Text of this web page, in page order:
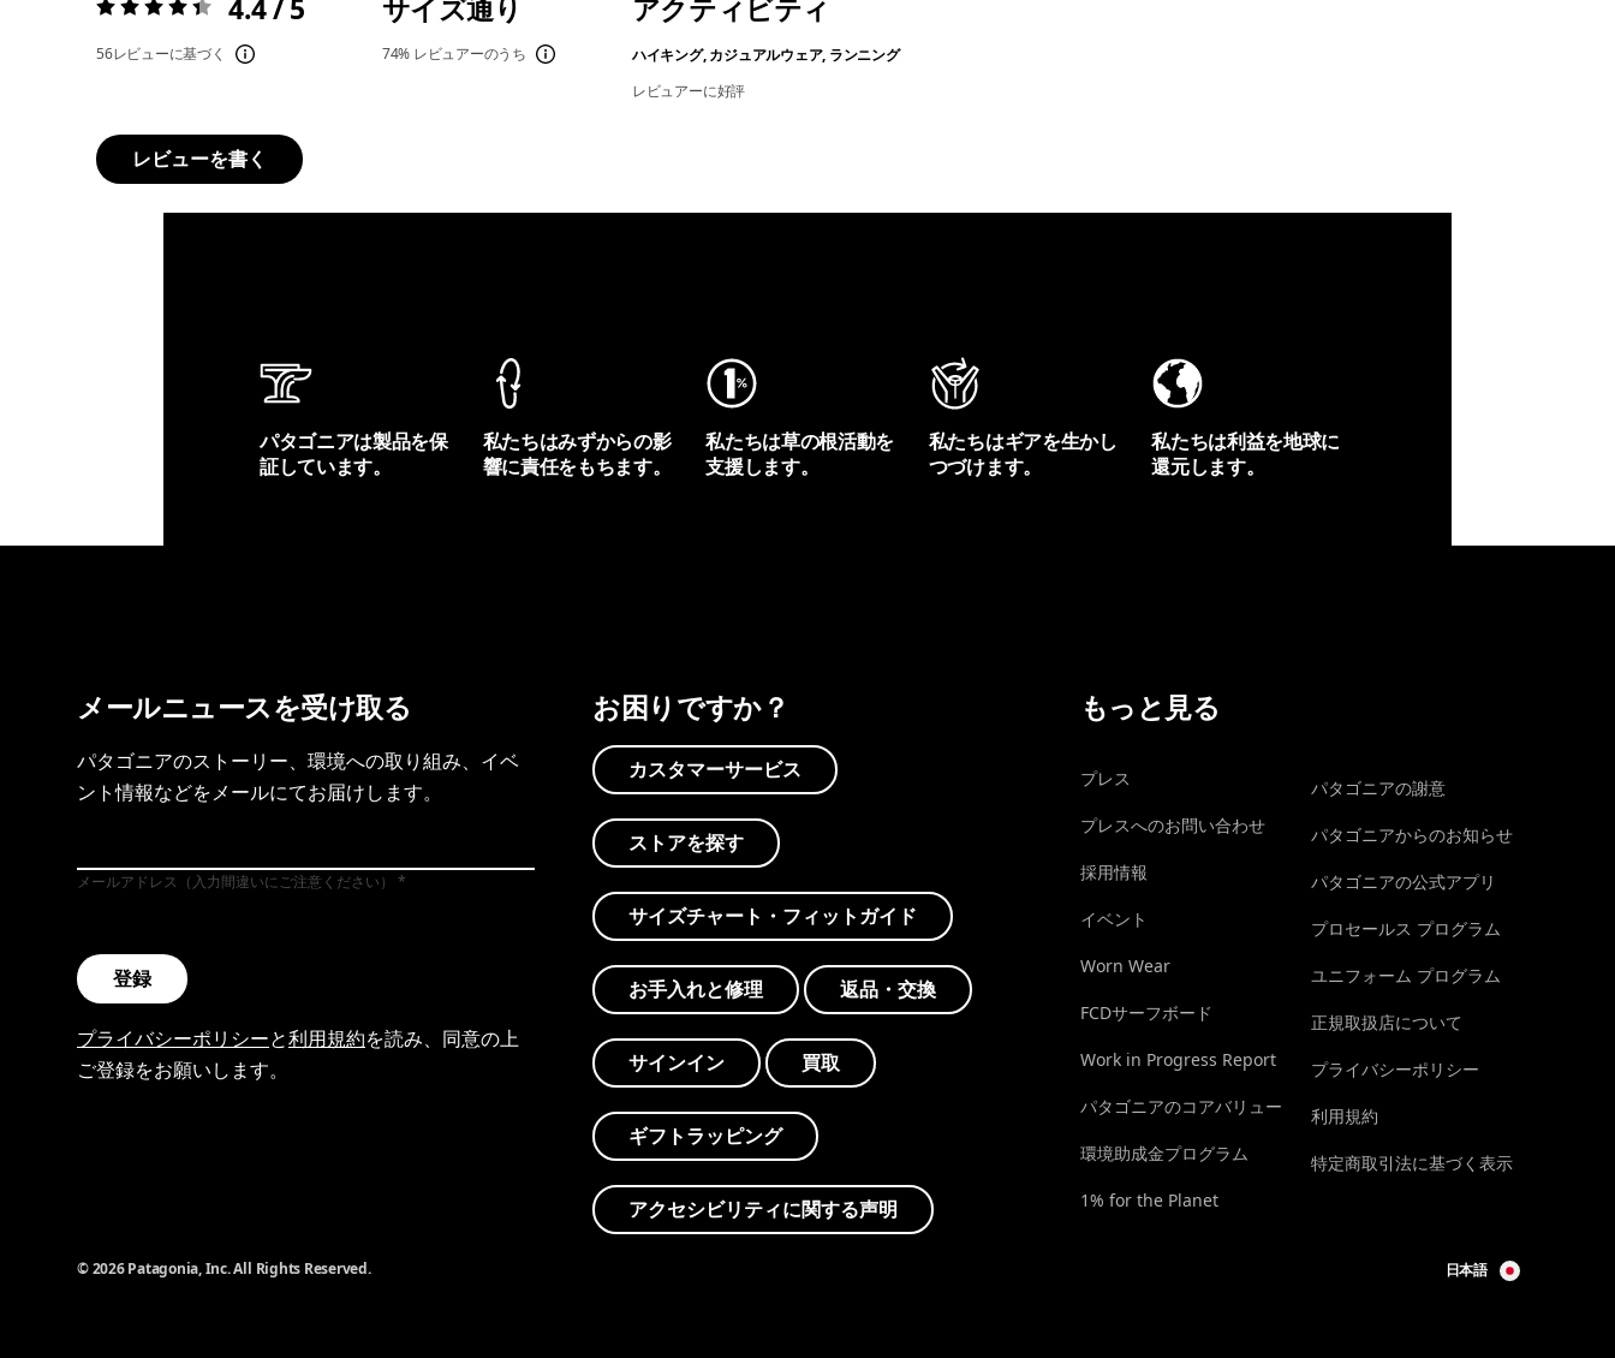
評価:4.4 / 5 4.4 / 5
56レビューに基づく
サイズ通り
74% レビュアーのうち
アクティビティ
ハイキング, カジュアルウェア, ランニング
レビュアーに好評
レビューを書く
パタゴニアは製品を保
証しています。
私たちはみずからの影
響に責任をもちます。
私たちは草の根活動を
支援します。
私たちはギアを生かし
つづけます。
私たちは利益を地球に
還元します。
メールニュースを受け取る
パタゴニアのストーリー、環境への取り組み、イベ
ント情報などをメールにてお届けします。
メールアドレス（入力間違いにご注意ください）
登録
プライバシーポリシーと利用規約を読み、同意の上
ご登録をお願いします。
お困りですか？
カスタマーサービス
ストアを探す
サイズチャート・フィットガイド
お手入れと修理 返品・交換
サインイン 買取
ギフトラッピング
アクセシビリティに関する声明
もっと見る
プレス
プレスへのお問い合わせ
採用情報
イベント
Worn Wear
FCDサーフボード
Work in Progress Report
パタゴニアのコアバリュー
環境助成金プログラム
1% for the Planet
パタゴニアの謝意
パタゴニアからのお知らせ
パタゴニアの公式アプリ
プロセールス プログラム
ユニフォーム プログラム
正規取扱店について
プライバシーポリシー
利用規約
特定商取引法に基づく表示
© 2026 Patagonia, Inc. All Rights Reserved. 日本語